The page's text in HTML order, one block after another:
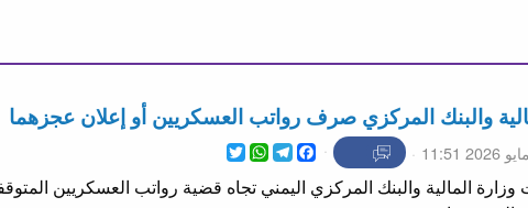
والبنك المركزي صرف رواتب العسكريين أو إعلان عجزهما
Twitter
WhatsApp
Telegram
Facebook
المالية والبنك المركزي اليمني تجاه قضية رواتب العسكريين